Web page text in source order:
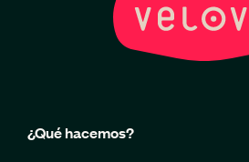
¿Qué hacemos?